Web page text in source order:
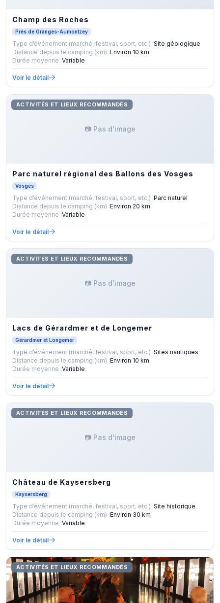
Champ des Roches
Près de Granges-Aumontzey
Type d’événement (marché, festival, sport, etc.) :Site géologique
Distance depuis le camping (km) :Environ 10 km
Durée moyenne :Variable
Voir le détail
📷 Pas d'image
ACTIVITÉS ET LIEUX RECOMMANDÉS
Parc naturel régional des Ballons des Vosges
Vosges
Type d’événement (marché, festival, sport, etc.) :Parc naturel
Distance depuis le camping (km) :Environ 20 km
Durée moyenne :Variable
Voir le détail
📷 Pas d'image
ACTIVITÉS ET LIEUX RECOMMANDÉS
Lacs de Gérardmer et de Longemer
Gérardmer et Longemer
Type d’événement (marché, festival, sport, etc.) :Sites nautiques
Distance depuis le camping (km) :Environ 10 km
Durée moyenne :Variable
Voir le détail
📷 Pas d'image
ACTIVITÉS ET LIEUX RECOMMANDÉS
Château de Kaysersberg
Kaysersberg
Type d’événement (marché, festival, sport, etc.) :Site historique
Distance depuis le camping (km) :Environ 30 km
Durée moyenne :Variable
Voir le détail
ACTIVITÉS ET LIEUX RECOMMANDÉS